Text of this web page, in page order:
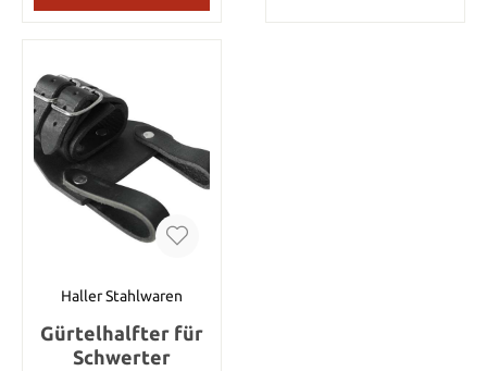
Der Gürtel ist auch in
Rechtshänderversion
erhältlich (Artikel
Nummer 13925). Aus
schwerem feinstem
Leder so gefertigt, das er
für die meisten
Hüftgrößen geeignet ist,
werden Sie diesen Gürtel
intensiv über viele Jahre
Spezifikationen können
Haller Stahlwaren
Gürtelhalfter für
Schwerter